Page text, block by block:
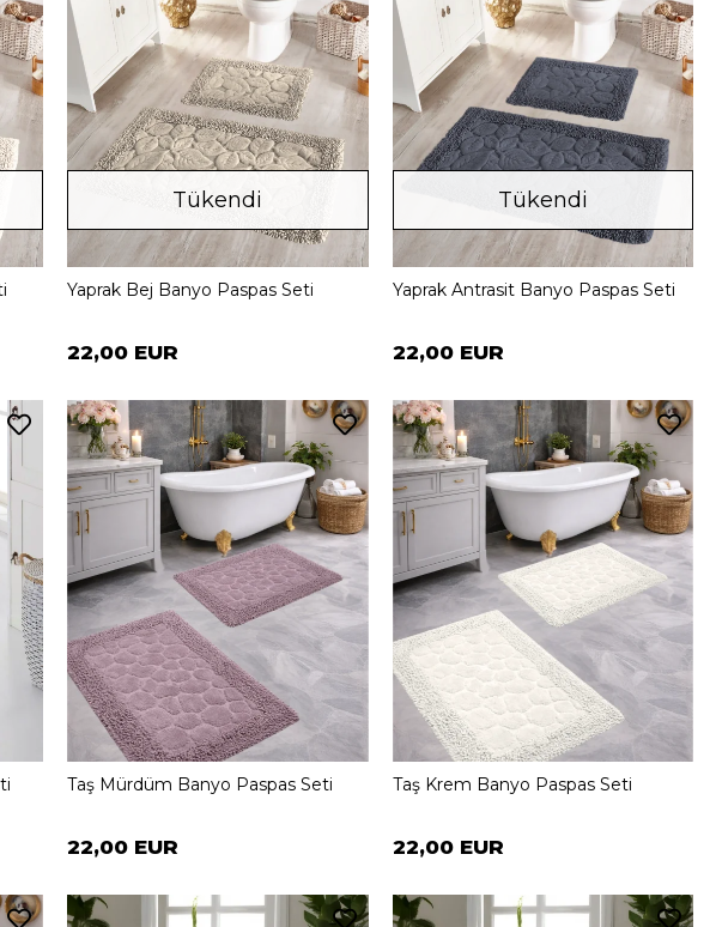
Tükendi
Yaprak Bej Banyo Paspas Seti
22,00 EUR
Tükendi
Yaprak Antrasit Banyo Paspas Seti
22,00 EUR
Taş Mürdüm Banyo Paspas Seti
22,00 EUR
Taş Krem Banyo Paspas Seti
22,00 EUR